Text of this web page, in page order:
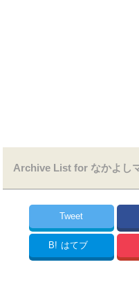
Archive List for なかよし
Tweet
B! はてブ